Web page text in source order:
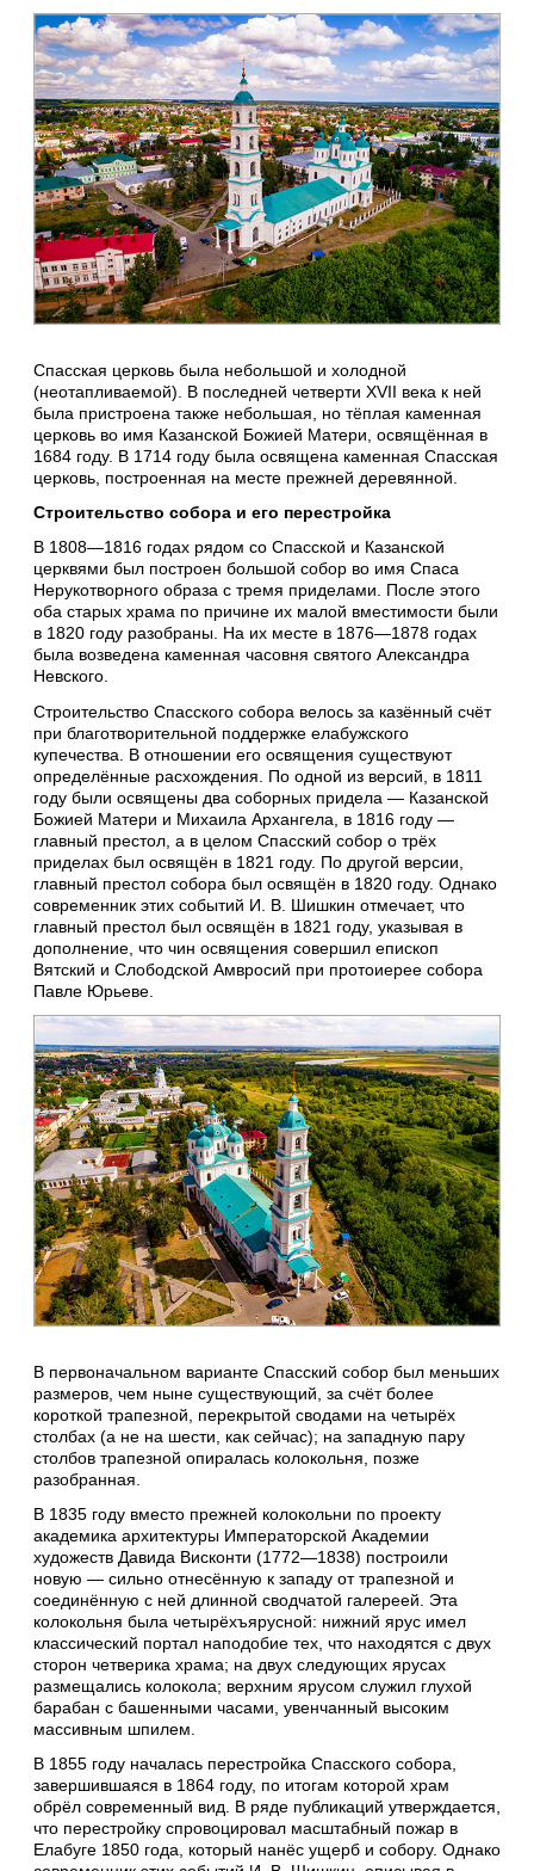
Спасская церковь была небольшой и холодной
(неотапливаемой). В последней четверти XVII века к ней
была пристроена также небольшая, но тёплая каменная
церковь во имя Казанской Божией Матери, освящённая в
1684 году. В 1714 году была освящена каменная Спасская
церковь, построенная на месте прежней деревянной.
Строительство собора и его перестройка
В 1808—1816 годах рядом со Спасской и Казанской
церквями был построен большой собор во имя Спаса
Нерукотворного образа с тремя приделами. После этого
оба старых храма по причине их малой вместимости были
в 1820 году разобраны. На их месте в 1876—1878 годах
была возведена каменная часовня святого Александра
Невского.
Строительство Спасского собора велось за казённый счёт
при благотворительной поддержке елабужского
купечества. В отношении его освящения существуют
определённые расхождения. По одной из версий, в 1811
году были освящены два соборных придела — Казанской
Божией Матери и Михаила Архангела, в 1816 году —
главный престол, а в целом Спасский собор о трёх
приделах был освящён в 1821 году. По другой версии,
главный престол собора был освящён в 1820 году. Однако
современник этих событий И. В. Шишкин отмечает, что
главный престол был освящён в 1821 году, указывая в
дополнение, что чин освящения совершил епископ
Вятский и Слободской Амвросий при протоиерее собора
Павле Юрьеве.
В первоначальном варианте Спасский собор был меньших
размеров, чем ныне существующий, за счёт более
короткой трапезной, перекрытой сводами на четырёх
столбах (а не на шести, как сейчас); на западную пару
столбов трапезной опиралась колокольня, позже
разобранная.
В 1835 году вместо прежней колокольни по проекту
академика архитектуры Императорской Академии
художеств Давида Висконти (1772—1838) построили
новую — сильно отнесённую к западу от трапезной и
соединённую с ней длинной сводчатой галереей. Эта
колокольня была четырёхъярусной: нижний ярус имел
классический портал наподобие тех, что находятся с двух
сторон четверика храма; на двух следующих ярусах
размещались колокола; верхним ярусом служил глухой
барабан с башенными часами, увенчанный высоким
массивным шпилем.
В 1855 году началась перестройка Спасского собора,
завершившаяся в 1864 году, по итогам которой храм
обрёл современный вид. В ряде публикаций утверждается,
что перестройку спровоцировал масштабный пожар в
Елабуге 1850 года, который нанёс ущерб и собору. Однако